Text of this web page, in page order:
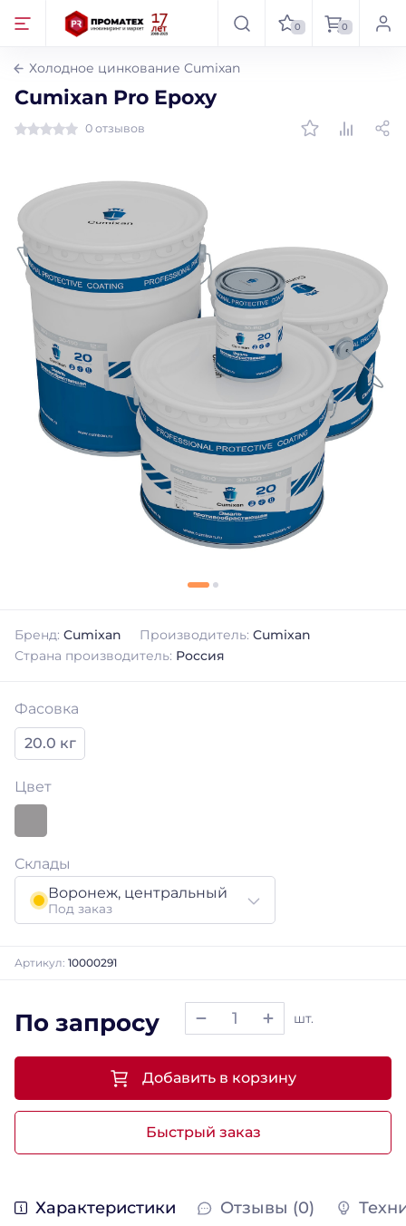
0 0
Холодное цинкование Cumixan
Cumixan Pro Epoxy
0 отзывов
Бренд: Cumixan Производитель: Cumixan
Страна производитель: Россия
Фасовка
20.0 кг
Цвет
Склады
Воронеж, центральный
Под заказ
Артикул: 10000291
По запросу шт.
Быстрый заказ
Добавить в корзину
Характеристики Отзывы (0)